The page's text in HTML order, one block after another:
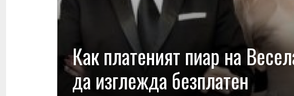
Как платеният пиар на
да изглежда безплатен